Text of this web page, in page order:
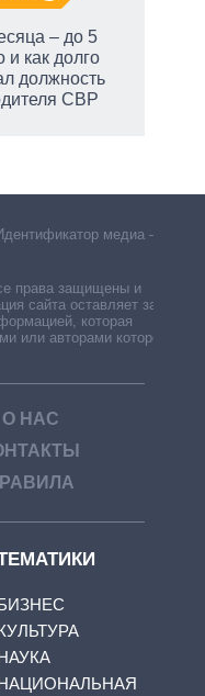
– до 5
и как долго
должность
СВР
медиа –
права защищены и
сайта оставляет за
которая
или авторами которой
О НАС